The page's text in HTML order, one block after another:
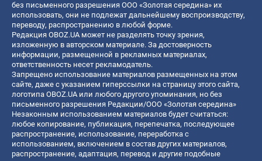
без письменного разрешения ООО «Золотая середина» их
использовать, они не подлежат дальнейшему воспроизводству,
переводу, распространению в любой форме.
Редакция OBOZ.UA может не разделять точку зрения,
изложенную в авторском материале. За достоверность
информации, размещенной в рекламных материалах,
ответственность несет рекламодатель.
Запрещено использование материалов размещенных на этом
сайте, даже с указанием гиперссылки на страницу этого сайта,
логотипа OBOZ.UA или любого другого упоминания, но без
письменного разрешения Редакции/ООО «Золотая середина»
Незаконным использованием материалов будет считаться:
любое копирование, публикация, перепечатка, последующее
распространение, использование, переработка с
использованием, включением в состав других материалов,
распространение, адаптация, перевод и другие подобные